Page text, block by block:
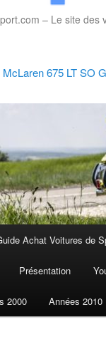
– Le site des
675 LT SO
Achat Voitures de
Présentation
2000 Années 2010